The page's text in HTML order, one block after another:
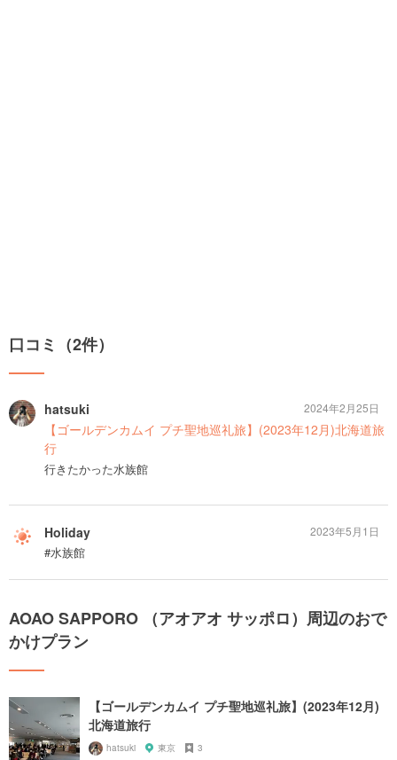
口コミ（2件）
hatsuki
【ゴールデンカムイ プチ聖地巡礼旅】(2023年12月)北海道旅
行
行きたかった水族館
2024年2月25日
Holiday
#水族館
2023年5月1日
AOAO SAPPORO （アオアオ サッポロ）周辺のおで
かけプラン
【ゴールデンカムイ プチ聖地巡礼旅】(2023年12月)
北海道旅行
hatsuki 東京 3